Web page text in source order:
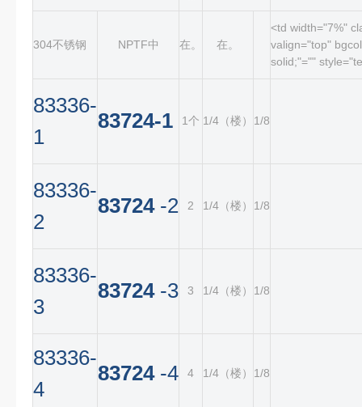
304不锈钢 NPTF中 在。 在。
<td width="7%"
valign="top"
solid;"=""
83336-
1
83724-1 1个 1/4（楼） 1/8
83336-
2
83724-2 2 1/4（楼） 1/8
83336-
3
83724-3 3 1/4（楼） 1/8
83336-
4
83724-4 4 1/4（楼） 1/8